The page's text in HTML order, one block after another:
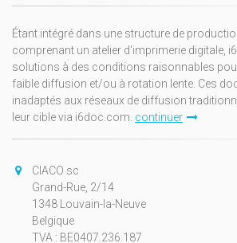
Étant intégré dans une structure de
comprenant un atelier d'imprimerie digitale,
solutions à des conditions raisonnables
faible diffusion et/ou à rotation lente. Ces
inadaptés aux réseaux de diffusion
leur cible via i6doc.com. continuer
CIACO sc
Grand-Rue, 2/14
1348 Louvain-la-Neuve
Belgique
TVA : BE0407.236.187